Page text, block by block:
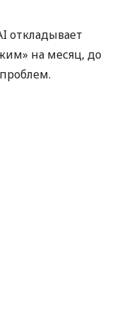
откладывает
на месяц, до